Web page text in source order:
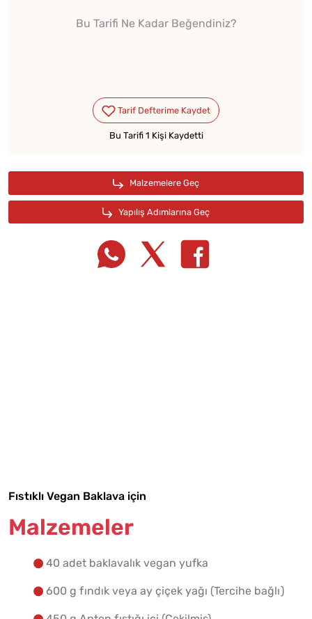
Bu Tarifi Ne Kadar Beğendiniz?
Bu Tarifi 1 Kişi Kaydetti
Fıstıklı Vegan Baklava için
Malzemeler
40 adet baklavalık vegan yufka
600 g fındık veya ay çiçek yağı (Tercihe bağlı)